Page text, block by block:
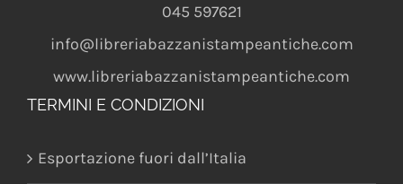
045 597621
info@libreriabazzanistampeantiche.com
www.libreriabazzanistampeantiche.com
TERMINI E CONDIZIONI
Esportazione fuori dall’Italia